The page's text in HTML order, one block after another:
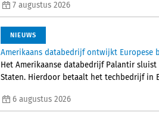
7 augustus 2026
NIEUWS
Amerikaans databedrijf ontwijkt Europese
Het Amerikaanse databedrijf Palantir
Staten. Hierdoor betaalt het techbedrijf in
6 augustus 2026